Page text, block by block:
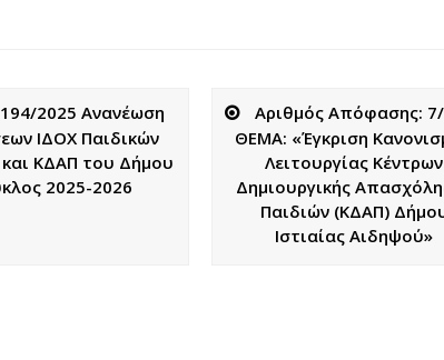
2025 Ανανέωση
ΙΔΟΧ Παιδικών
ΚΔΑΠ του Δήμου
2025-2026
Αριθμός Απόφασης:
ΘΕΜΑ: «Έγκριση
Λειτουργίας Κέντρων
Δημιουργικής
Παιδιών (ΚΔΑΠ)
Ιστιαίας Αιδηψού»